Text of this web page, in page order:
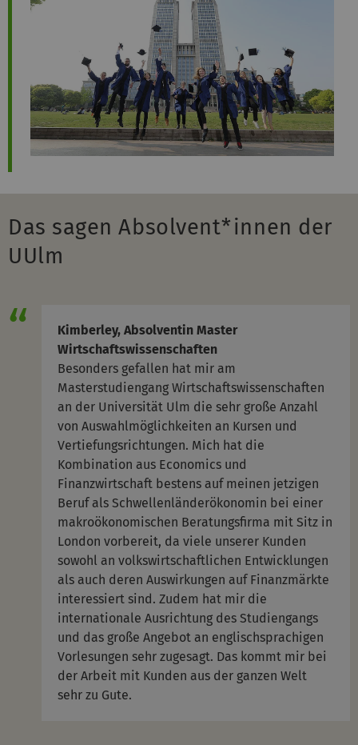
Das sagen Absolvent*innen der
UUlm
Kimberley, Absolventin Master
Wirtschaftswissenschaften
Besonders gefallen hat mir am
Masterstudiengang Wirtschaftswissenschaften
an der Universität Ulm die sehr große Anzahl
von Auswahlmöglichkeiten an Kursen und
Vertiefungsrichtungen. Mich hat die
Kombination aus Economics und
Finanzwirtschaft bestens auf meinen jetzigen
Beruf als Schwellenländerökonomin bei einer
makroökonomischen Beratungsfirma mit Sitz in
London vorbereit, da viele unserer Kunden
sowohl an volkswirtschaftlichen Entwicklungen
als auch deren Auswirkungen auf Finanzmärkte
interessiert sind. Zudem hat mir die
internationale Ausrichtung des Studiengangs
und das große Angebot an englischsprachigen
Vorlesungen sehr zugesagt. Das kommt mir bei
der Arbeit mit Kunden aus der ganzen Welt
sehr zu Gute.